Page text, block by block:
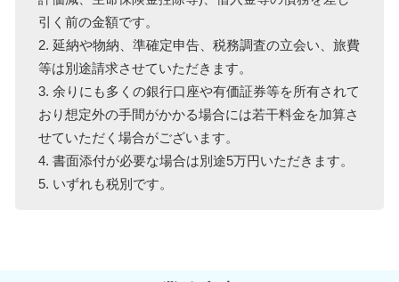
引く前の金額です。
2. 延納や物納、準確定申告、税務調査の立会い、旅費
等は別途請求させていただきます。
3. 余りにも多くの銀行口座や有価証券等を所有されて
おり想定外の手間がかかる場合には若干料金を加算さ
せていただく場合がございます。
4. 書面添付が必要な場合は別途5万円いただきます。
5. いずれも税別です。